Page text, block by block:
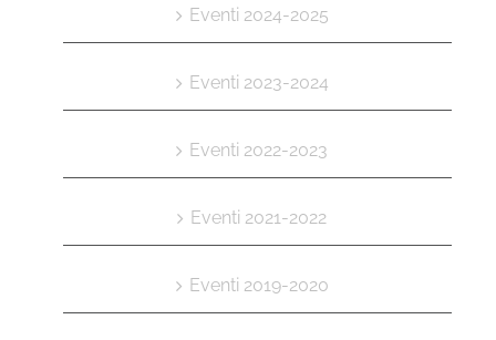
Eventi 2024-2025
Eventi 2023-2024
Eventi 2022-2023
Eventi 2021-2022
Eventi 2019-2020